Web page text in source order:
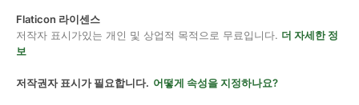
Flaticon 라이센스
저작자 표시가있는 개인 및 상업적 목적으로 무료입니다. 더 자세한 정
보
저작권자 표시가 필요합니다. 어떻게 속성을 지정하나요?